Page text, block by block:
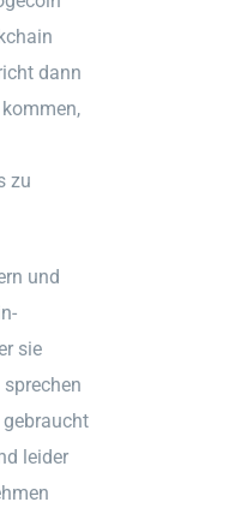
dann
zu
und
sie
gebraucht
leider